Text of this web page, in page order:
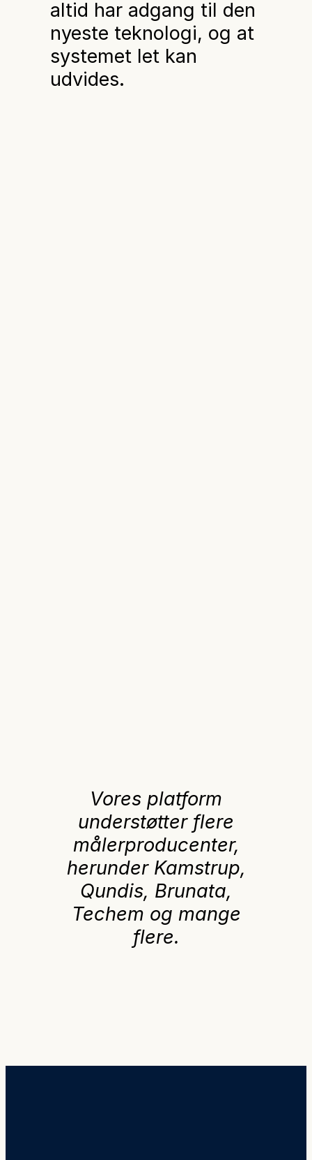
altid har adgang til den
nyeste teknologi, og at
systemet let kan
udvides.
Vores platform
understøtter flere
målerproducenter,
herunder Kamstrup,
Qundis, Brunata,
Techem og mange
flere.